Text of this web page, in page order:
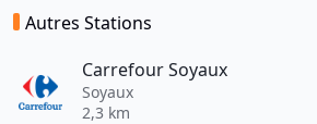
Autres Stations
Carrefour Soyaux
Soyaux
2,3 km